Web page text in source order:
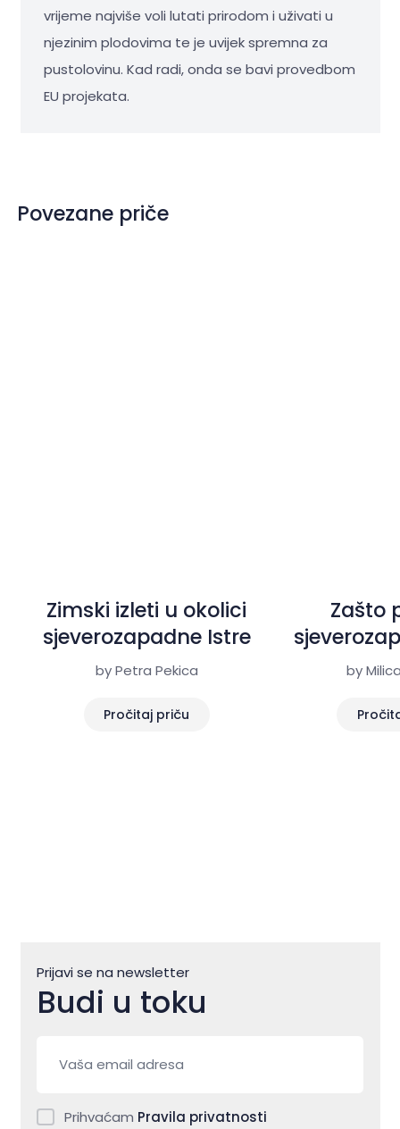
vrijeme najviše voli lutati prirodom i uživati u
njezinim plodovima te je uvijek spremna za
pustolovinu. Kad radi, onda se bavi provedbom
EU projekata.
Povezane priče
Zimski izleti u okolici
sjeverozapadne Istre
by Petra Pekica
Pročitaj priču
Zašto
by
Prijavi se na newsletter
Budi u toku
Prihvaćam Pravila privatnosti